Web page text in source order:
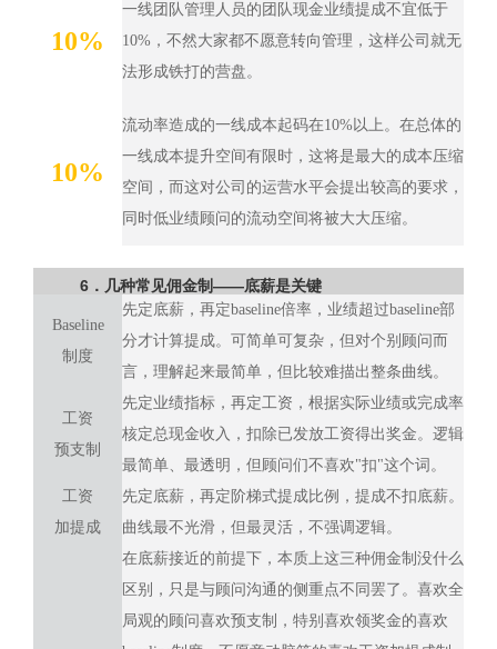
10%
一线团队管理人员的团队现金业绩提成不宜低于
10%，不然大家都不愿意转向管理，这样公司就无
法形成铁打的营盘。
10%
流动率造成的一线成本起码在10%以上。在总体的
一线成本提升空间有限时，这将是最大的成本压缩
空间，而这对公司的运营水平会提出较高的要求，
同时低业绩顾问的流动空间将被大大压缩。
6．几种常见佣金制——底薪是关键
Baseline
制度
先定底薪，再定baseline倍率，业绩超过baseline部
分才计算提成。可简单可复杂，但对个别顾问而
言，理解起来最简单，但比较难描出整条曲线。
工资
预支制
先定业绩指标，再定工资，根据实际业绩或完成率
核定总现金收入，扣除已发放工资得出奖金。逻辑
最简单、最透明，但顾问们不喜欢"扣"这个词。
工资
加提成
先定底薪，再定阶梯式提成比例，提成不扣底薪。
曲线最不光滑，但最灵活，不强调逻辑。
在底薪接近的前提下，本质上这三种佣金制没什么
区别，只是与顾问沟通的侧重点不同罢了。喜欢全
局观的顾问喜欢预支制，特别喜欢领奖金的喜欢